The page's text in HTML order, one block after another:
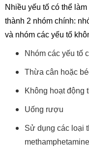
Nhiều yếu tố có thể
thành 2 nhóm chính:
và nhóm các yếu tố
Nhóm các yếu tố
Thừa cân hoặc
Không hoạt động
Uống rượu
Sử dụng các loại
methamphetamine